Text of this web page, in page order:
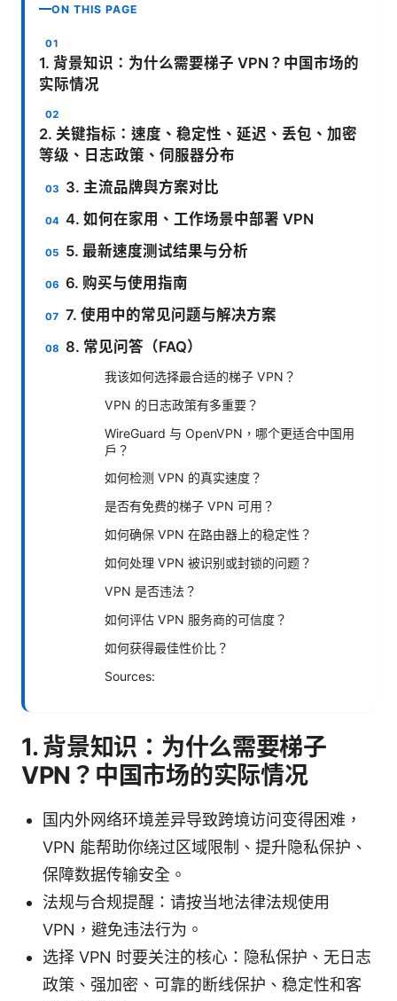
ON THIS PAGE
1. 背景知识：为什么需要梯子 VPN？中国市场的
实际情况
2. 关键指标：速度、稳定性、延迟、丢包、加密
等级、日志政策、伺服器分布
3. 主流品牌與方案对比
4. 如何在家用、工作场景中部署 VPN
5. 最新速度测试结果与分析
6. 购买与使用指南
7. 使用中的常见问题与解决方案
8. 常见问答（FAQ）
我该如何选择最合适的梯子 VPN？
VPN 的日志政策有多重要？
WireGuard 与 OpenVPN，哪个更适合中国用
户？
如何检测 VPN 的真实速度？
是否有免费的梯子 VPN 可用？
如何确保 VPN 在路由器上的稳定性？
如何处理 VPN 被识别或封锁的问题？
VPN 是否违法？
如何评估 VPN 服务商的可信度？
如何获得最佳性价比？
Sources:
1. 背景知识：为什么需要梯子
VPN？中国市场的实际情况
国内外网络环境差异导致跨境访问变得困难，
VPN 能帮助你绕过区域限制、提升隐私保护、
保障数据传输安全。
法规与合规提醒：请按当地法律法规使用
VPN，避免违法行为。
选择 VPN 时要关注的核心：隐私保护、无日志
政策、强加密、可靠的断线保护、稳定性和客